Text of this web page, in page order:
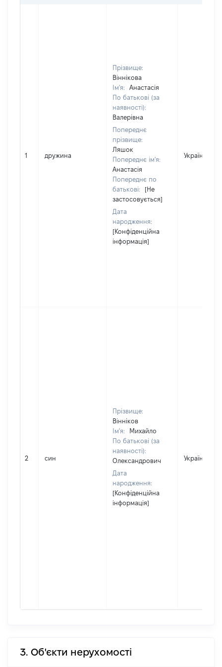
1 дружина
Прізвище:
Віннікова
Ім'я:
Анастасія
По батькові (за
наявності):
Валерівна
Попереднє
прізвище:
Ляшок
Попереднє ім'я:
Анастасія
Попереднє по
батькові:
[Не
застосовується]
Дата
народження:
[Конфіденційна
інформація]
Україна
2 син
Прізвище:
Вінніков
Ім'я:
Михайло
По батькові (за
наявності):
Олександрович
Дата
народження:
[Конфіденційна
інформація]
Україна
3. Об'єкти нерухомості